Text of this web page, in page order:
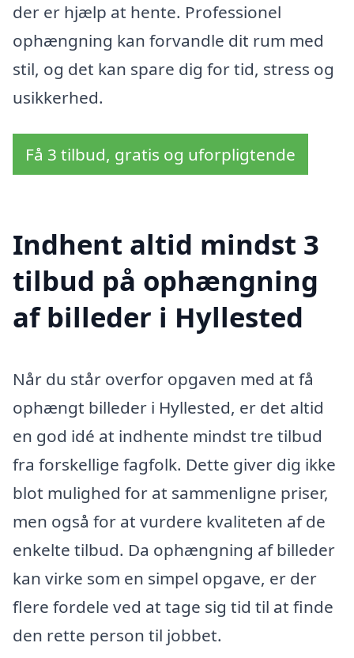
der er hjælp at hente. Professionel
ophængning kan forvandle dit rum med
stil, og det kan spare dig for tid, stress og
usikkerhed.
Få 3 tilbud, gratis og uforpligtende
Indhent altid mindst 3
tilbud på ophængning
af billeder i Hyllested
Når du står overfor opgaven med at få
ophængt billeder i Hyllested, er det altid
en god idé at indhente mindst tre tilbud
fra forskellige fagfolk. Dette giver dig ikke
blot mulighed for at sammenligne priser,
men også for at vurdere kvaliteten af de
enkelte tilbud. Da ophængning af billeder
kan virke som en simpel opgave, er der
flere fordele ved at tage sig tid til at finde
den rette person til jobbet.